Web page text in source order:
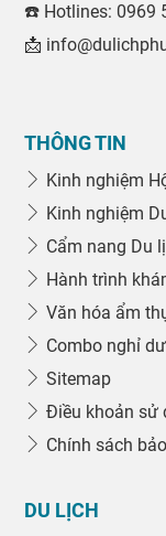
☎️ Hotlines: 0969
📩
THÔNG TIN
Kinh nghiệm
Kinh nghiệm
Cẩm nang Du
Hành trình
Văn hóa ẩm
Combo nghỉ
Sitemap
Điều khoản sử
Chính sách
DU LỊCH